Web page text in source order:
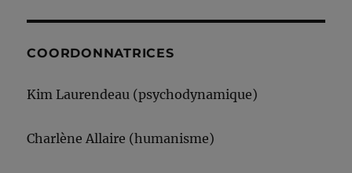
COORDONNATRICES
Kim Laurendeau (psychodynamique)
Charlène Allaire (humanisme)